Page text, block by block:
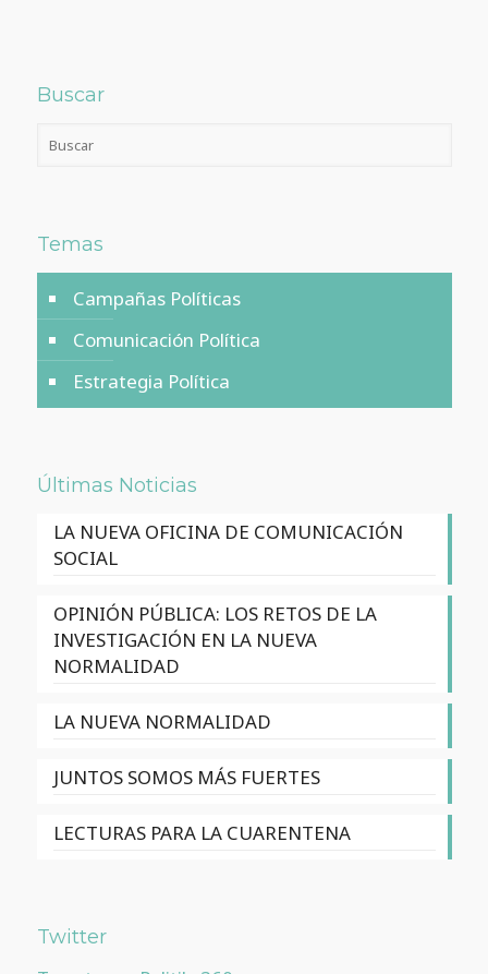
Buscar
Temas
Campañas Políticas
Comunicación Política
Estrategia Política
Últimas Noticias
LA NUEVA OFICINA DE COMUNICACIÓN
SOCIAL
OPINIÓN PÚBLICA: LOS RETOS DE LA
INVESTIGACIÓN EN LA NUEVA
NORMALIDAD
LA NUEVA NORMALIDAD
JUNTOS SOMOS MÁS FUERTES
LECTURAS PARA LA CUARENTENA
Twitter